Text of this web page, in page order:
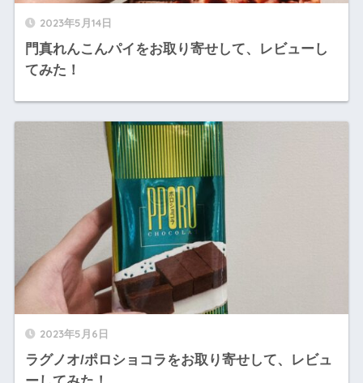
2023年5月14日
門真れんこんパイをお取り寄せして、レビューし
てみた！
2023年5月6日
ラグノオ/ポロショコラをお取り寄せして、レビュ